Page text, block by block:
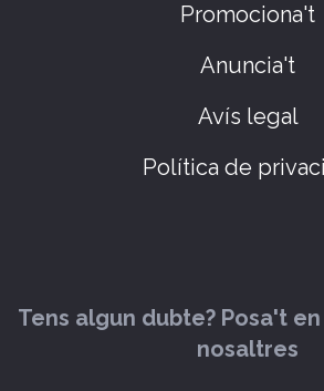
Promociona't
Anuncia't
Avís legal
Política de
Tens algun dubte? Posa't
nosaltres